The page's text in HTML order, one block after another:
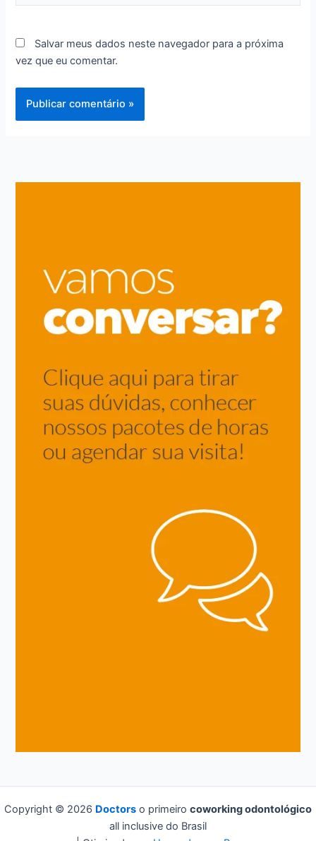
Salvar meus dados neste navegador para a próxima
vez que eu comentar.
Copyright © 2026 Doctors o primeiro coworking odontológico
all inclusive do Brasil